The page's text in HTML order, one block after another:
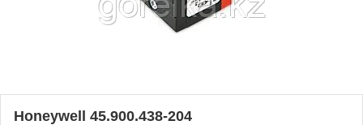
Honeywell 45.900.438-204